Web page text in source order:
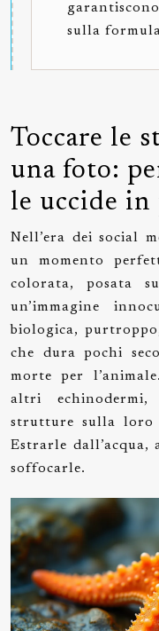
sulla
Toccare le
una foto:
le uccide in
Nell’era dei social
un momento
colorata, posata
un’immagine
biologica,
che dura pochi
morte per
altri echinodermi,
strutture sulla loro
Estrarle dall’acqua,
soffocarle.